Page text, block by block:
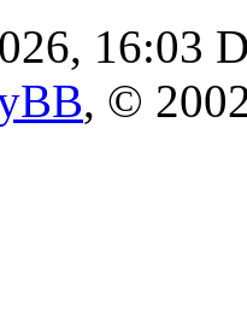
16:03
, ©